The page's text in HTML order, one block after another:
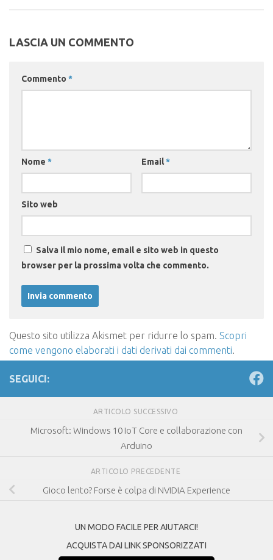
LASCIA UN COMMENTO
Commento *
Nome * Email*
Sito web
Salva il mio nome, email e sito web in questo
browser per la prossima volta che commento.
Questo sito utilizza Akismet per ridurre lo spam. Scopri
come vengono elaborati i dati derivati dai commenti.
SEGUICI:
ARTICOLO SUCCESSIVO
Microsoft: Windows 10 IoT Core e collaborazione con
Arduino
ARTICOLO PRECEDENTE
Gioco lento? Forse è colpa di NVIDIA Experience
UN MODO FACILE PER AIUTARCI!
ACQUISTA DAI LINK SPONSORIZZATI